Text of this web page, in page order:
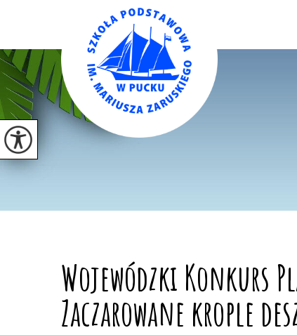
Wojewódzki Konkurs
Zaczarowane krople